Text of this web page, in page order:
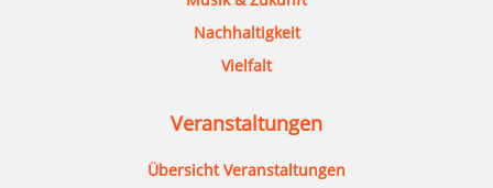
Nachhaltigkeit
Vielfalt
Veranstaltungen
Übersicht Veranstaltungen